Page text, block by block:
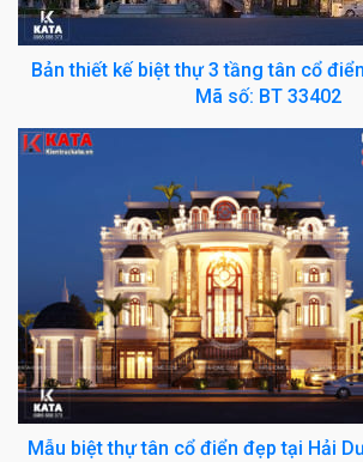
Bản thiết kế biệt thự 3 tầng tân cổ
Mã số: BT 33402
Mẫu biệt thự tân cổ điển đẹp tại Hải